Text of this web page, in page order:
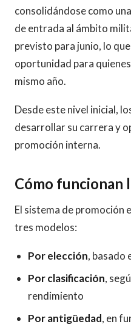
consolidándose como
de entrada al ámbito
previsto para junio, lo
oportunidad para
mismo año.
Desde este nivel inicial,
desarrollar su carrera y
promoción interna.
Cómo funcionan
El sistema de promoción
tres modelos:
Por elección, basado
Por clasificación,
rendimiento
Por antigüedad, en